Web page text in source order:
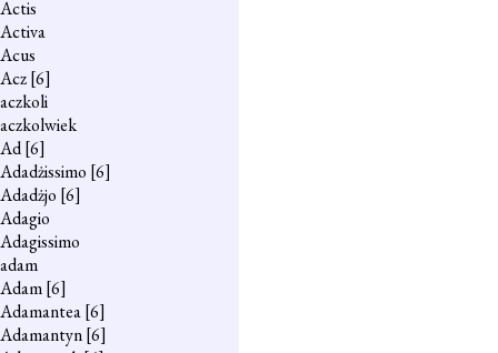
Actis
Activa
Acus
Acz[6]
aczkoli
aczkolwiek
Ad[6]
Adadżissimo [6]
Adadżjo [6]
Adagio
Adagissimo
adam
Adam[6]
Adamantea[6]
Adamantyn[6]